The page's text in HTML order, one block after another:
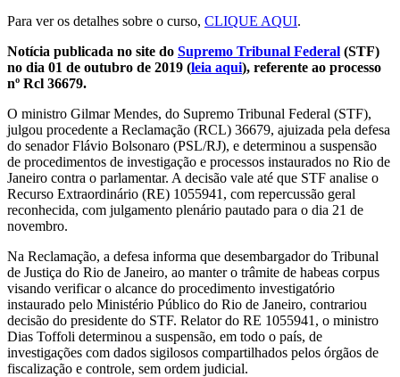
Para ver os detalhes sobre o curso, CLIQUE AQUI.
Notícia publicada no site do Supremo Tribunal Federal (STF)
no dia 01 de outubro de 2019 (leia aqui), referente ao processo
nº Rcl 36679.
O ministro Gilmar Mendes, do Supremo Tribunal Federal (STF),
julgou procedente a Reclamação (RCL) 36679, ajuizada pela defesa
do senador Flávio Bolsonaro (PSL/RJ), e determinou a suspensão
de procedimentos de investigação e processos instaurados no Rio de
Janeiro contra o parlamentar. A decisão vale até que STF analise o
Recurso Extraordinário (RE) 1055941, com repercussão geral
reconhecida, com julgamento plenário pautado para o dia 21 de
novembro.
Na Reclamação, a defesa informa que desembargador do Tribunal
de Justiça do Rio de Janeiro, ao manter o trâmite de habeas corpus
visando verificar o alcance do procedimento investigatório
instaurado pelo Ministério Público do Rio de Janeiro, contrariou
decisão do presidente do STF. Relator do RE 1055941, o ministro
Dias Toffoli determinou a suspensão, em todo o país, de
investigações com dados sigilosos compartilhados pelos órgãos de
fiscalização e controle, sem ordem judicial.